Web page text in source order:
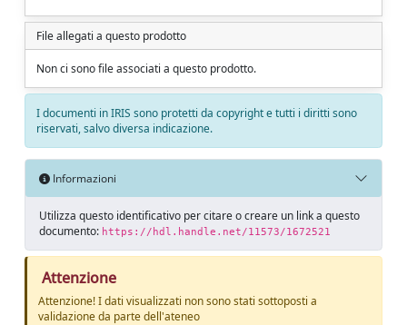
File allegati a questo prodotto
Non ci sono file associati a questo prodotto.
I documenti in IRIS sono protetti da copyright e tutti i diritti sono
riservati, salvo diversa indicazione.
Informazioni
Utilizza questo identificativo per citare o creare un link a questo
documento: https://hdl.handle.net/11573/1672521
Attenzione
Attenzione! I dati visualizzati non sono stati sottoposti a
validazione da parte dell'ateneo